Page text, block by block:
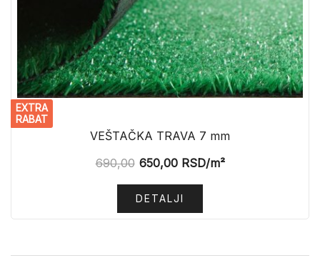
EXTRA
RABAT
VEŠTAČKA TRAVA 7 mm
690,00 650,00RSD/m²
DETALJI